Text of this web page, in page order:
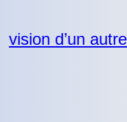
vision d’un